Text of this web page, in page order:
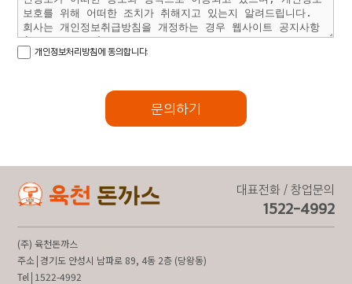
개인정보처리방침에 동의합니다.
문의하기
대표전화 / 창업문의
1522-4992
(주) 육천돈까스
주소 경기도 안성시 남파로 89, 4동 2층 (당왕동)
Tel 1522-4992